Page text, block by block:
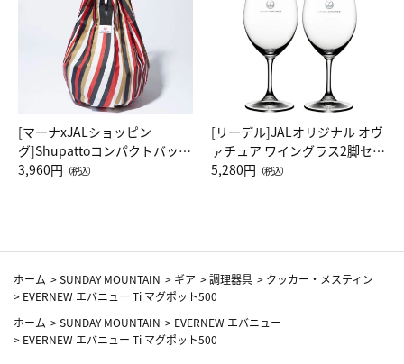
[マーナxJALショッピン
グ]Shupattoコンパクトバッグ
Drop JAL客室乗務員（LC）ス
3,960円 （税込）
[リーデル]JALオリジナル オヴ
ァチュア ワイングラス2脚セッ
ト（レッドワイン）
5,280円 （税込）
ホーム >SUNDAY MOUNTAIN > ギア >調理器具 > クッカー・メスティン
> EVERNEW エバニュー Ti マグポット500
ホーム >SUNDAY MOUNTAIN > EVERNEW エバニュー
> EVERNEW エバニュー Ti マグポット500